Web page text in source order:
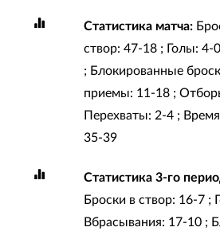
Статистика матча:
створ: 47-18 ; Голы: 4-
; Блокированные
приемы: 11-18 ;
Перехваты: 2-4 ;
35-39
Статистика 3-го
Броски в створ: 16-7 ;
Вбрасывания: 17-10 ;